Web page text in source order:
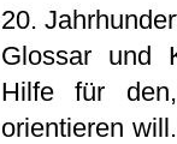
20.
Glossar und
Hilfe für
orientieren